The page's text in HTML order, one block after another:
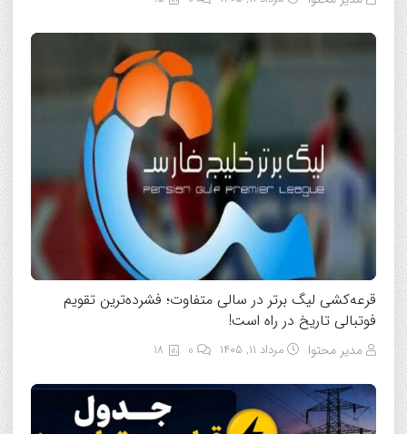
قرعه‌کشی لیگ برتر در سالی متفاوت؛ فشرده‌ترین تقویم
فوتبالی تاریخ در راه است!
مدیر محتوا مرداد ۱۱, ۱۴۰۵ 18